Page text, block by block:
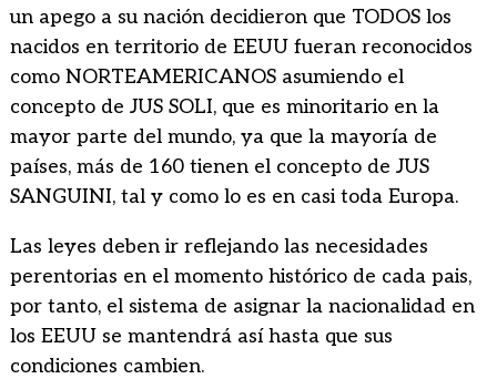
un apego a su nación decidieron que TODOS los
nacidos en territorio de EEUU fueran reconocidos
como NORTEAMERICANOS asumiendo el
concepto de JUS SOLI, que es minoritario en la
mayor parte del mundo, ya que la mayoría de
países, más de 160 tienen el concepto de JUS
SANGUINI, tal y como lo es en casi toda Europa.
Las leyes deben ir reflejando las necesidades
perentorias en el momento histórico de cada pais,
por tanto, el sistema de asignar la nacionalidad en
los EEUU se mantendrá así hasta que sus
condiciones cambien.